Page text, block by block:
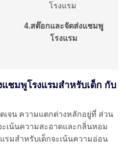
4.สต๊อกและจัดส่งแชมพู
โรงแรม
ชมพูโรงแรมสำหรับเด็ก กับ
เจน ความแตกต่างหลักอยู่ที่ ส่วน
เน้นความสะอาดและกลิ่นหอม
มสำหรับเด็กจะเน้นความอ่อน